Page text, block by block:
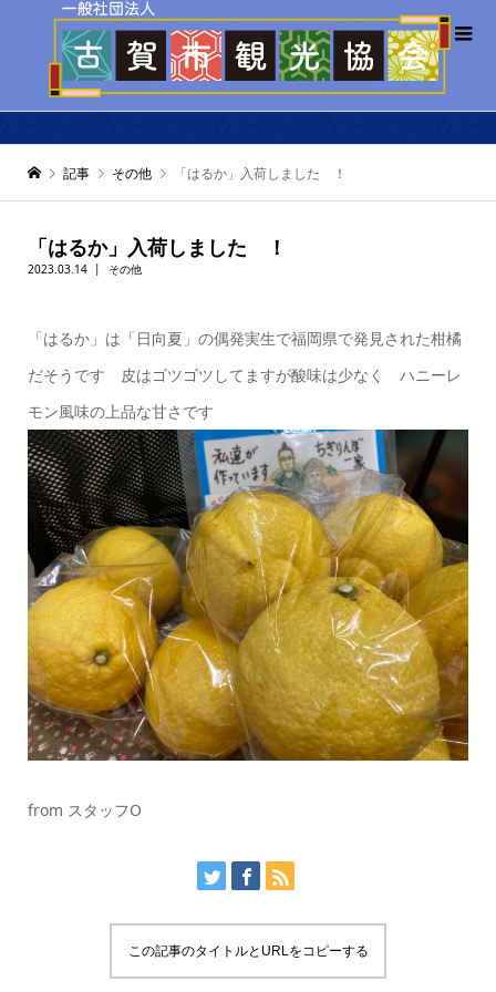
記事 その他 「はるか」入荷しました ！
「はるか」入荷しました ！
2023.03.14 その他
「はるか」は「日向夏」の偶発実生で福岡県で発見された柑橘
だそうです 皮はゴツゴツしてますが酸味は少なく ハニーレ
モン風味の上品な甘さです
from スタッフO
この記事のタイトルとURLをコピーする